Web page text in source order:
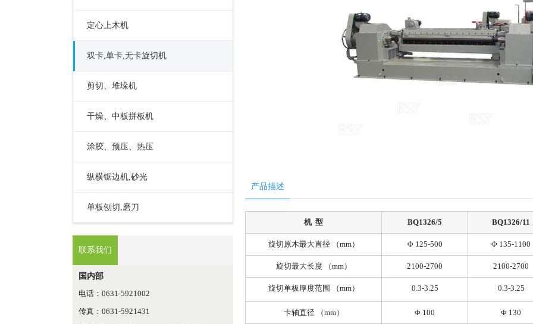
定心上木机
双卡,单卡,无卡旋切机
剪切、堆垛机
干燥、中板拼板机
涂胶、预压、热压
纵横锯边机,砂光
单板刨切,磨刀
联系我们
国内部
电话：0631-5921002
传真：0631-5921431
产品描述
机 型 BQ1326/5 BQ1326/11
旋切原木最大直径 （mm） Φ 125-500 Φ 135-1100
旋切最大长度 （mm） 2100-2700 2100-2700
旋切单板厚度范围 （mm） 0.3-3.25 0.3-3.25
卡轴直径 （mm） Φ 100 Φ 130